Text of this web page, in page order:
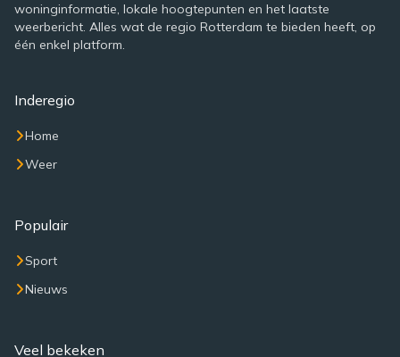
woninginformatie, lokale hoogtepunten en het laatste
weerbericht. Alles wat de regio Rotterdam te bieden heeft, op
één enkel platform.
Inderegio
Home
Weer
Populair
Sport
Nieuws
Veel bekeken